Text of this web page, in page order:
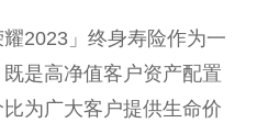
2023」终身寿险作为一
是高净值客户资产配置
为广大客户提供生命价